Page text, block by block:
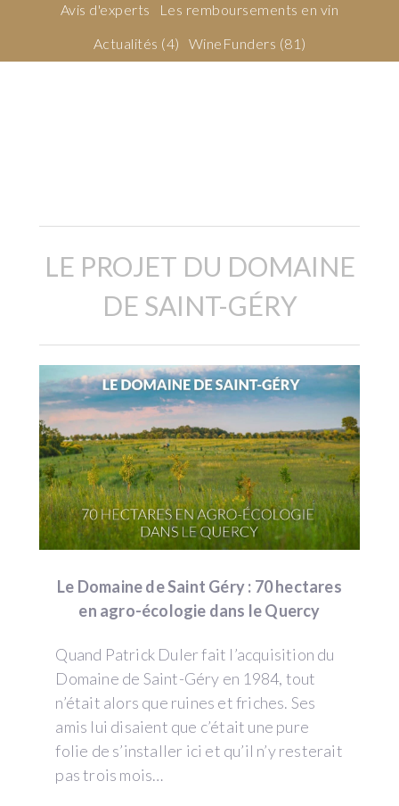
Avis d'experts
Les remboursements en vin
Actualités (4)
WineFunders (81)
LE PROJET DU DOMAINE
DE SAINT-GÉRY
Le Domaine de Saint Géry : 70 hectares
en agro-écologie dans le Quercy
Quand Patrick Duler fait l’acquisition du
Domaine de Saint-Géry en 1984, tout
n’était alors que ruines et friches. Ses
amis lui disaient que c’était une pure
folie de s’installer ici et qu’il n’y resterait
pas trois mois…